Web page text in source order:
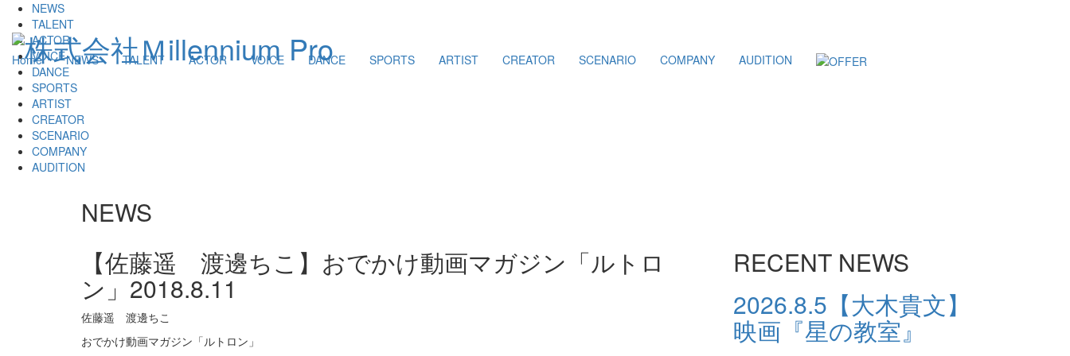
Home NEWS TALENT ACTOR VOICE DANCE SPORTS ARTIST CREATOR SCENARIO COMPANY AUDITION
NEWS
TALENT
ACTOR
VOICE
DANCE
SPORTS
ARTIST
CREATOR
SCENARIO
COMPANY
AUDITION
NEWS
【佐藤遥 渡邊ちこ】おでかけ動画マガジン「ルトロ
ン」 2018.8.11
佐藤遥 渡邊ちこ
おでかけ動画マガジン「ルトロン」
RECENT NEWS
2026.8.5 【大木貴文】
映画『星の教室』